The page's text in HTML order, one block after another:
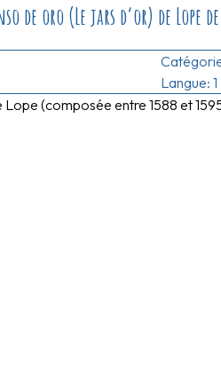
de oro (Le jars d’or) de Lope
Langue: 1
Lope (composée entre 1588 et